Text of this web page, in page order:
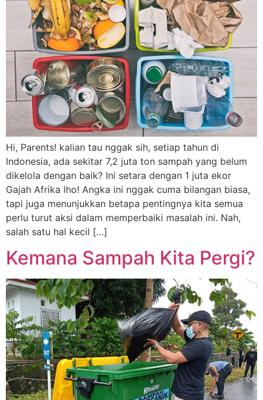
Hi, Parents! kalian tau nggak sih, setiap tahun di
Indonesia, ada sekitar 7,2 juta ton sampah yang belum
dikelola dengan baik? Ini setara dengan 1 juta ekor
Gajah Afrika lho! Angka ini nggak cuma bilangan biasa,
tapi juga menunjukkan betapa pentingnya kita semua
perlu turut aksi dalam memperbaiki masalah ini. Nah,
salah satu hal kecil […]
Kemana Sampah Kita Pergi?